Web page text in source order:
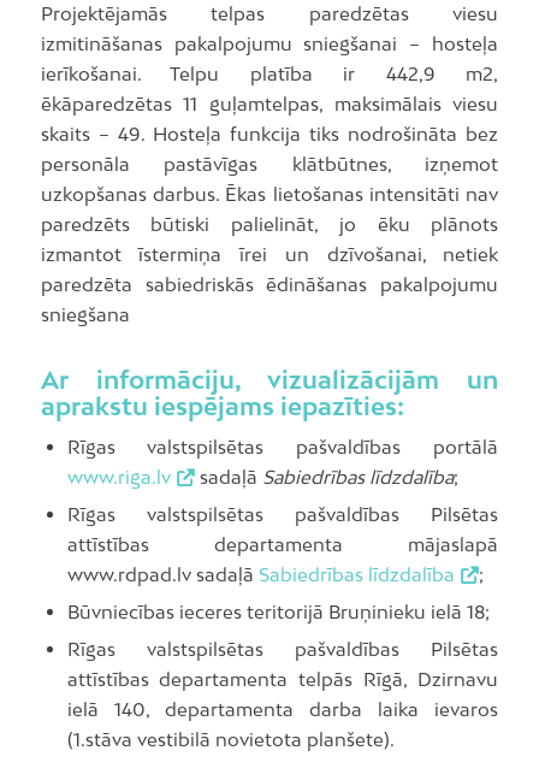
Projektējamās telpas paredzētas viesu
izmitināšanas pakalpojumu sniegšanai – hosteļa
ierīkošanai. Telpu platība ir 442,9 m2,
ēkāparedzētas 11 guļamtelpas, maksimālais viesu
skaits – 49. Hosteļa funkcija tiks nodrošināta bez
personāla pastāvīgas klātbūtnes, izņemot
uzkopšanas darbus. Ēkas lietošanas intensitāti nav
paredzēts būtiski palielināt, jo ēku plānots
izmantot īstermiņa īrei un dzīvošanai, netiek
paredzēta sabiedriskās ēdināšanas pakalpojumu
sniegšana
Ar informāciju, vizualizācijām un
aprakstu iespējams iepazīties:
Rīgas valstspilsētas pašvaldības portālā
www.riga.lv
sadaļā Sabiedrības līdzdalība;
Rīgas valstspilsētas pašvaldības Pilsētas
attīstības departamenta mājaslapā
www.rdpad.lv sadaļā Sabiedrības līdzdalība
;
Būvniecības ieceres teritorijā Bruņinieku ielā 18;
Rīgas valstspilsētas pašvaldības Pilsētas
attīstības departamenta telpās Rīgā, Dzirnavu
ielā 140, departamenta darba laika ievaros
(1.stāva vestibilā novietota planšete).